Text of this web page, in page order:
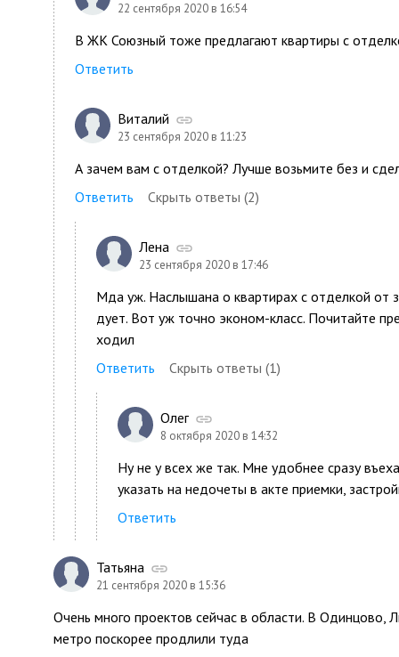
22 сентября 2020 в 16:54
В ЖК Союзный тоже предлагают квартиры с
Ответить
Виталий
23 сентября 2020 в 11:23
А зачем вам с отделкой? Лучше возьмите без и
Ответить
Скрыть ответы (2)
Лена
23 сентября 2020 в 17:46
Мда уж. Наслышана о квартирах с отделкой от
дует. Вот уж точно эконом-класс. Почитайте
ходил
Ответить
Скрыть ответы (1)
Олег
8 октября 2020 в 14:32
Ну не у всех же так. Мне удобнее сразу
указать на недочеты в акте приемки,
Ответить
Татьяна
21 сентября 2020 в 15:36
Очень много проектов сейчас в области. В
метро поскорее продлили туда